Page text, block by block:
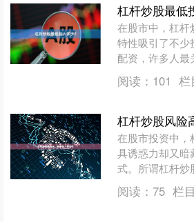
杠杆炒股最低
在股市中，杠杆
特性吸引了不少
配资，许多人最
炒股最低投入多
不同渠道的资金
阅读： 101 栏
杠杆炒股风险
在股市投资中，
具诱惑力却又暗
式。所谓杠杆炒
入资金来放大投
涨时获得更高收
阅读： 75 栏